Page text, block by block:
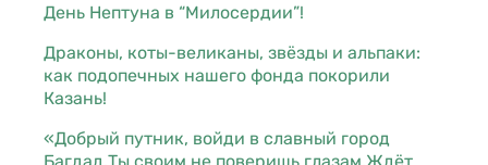
День Нептуна в “Милосердии”!
Драконы, коты-великаны, звёзды и альпаки:
как подопечных нашего фонда покорили
Казань!
«Добрый путник, войди в славный город